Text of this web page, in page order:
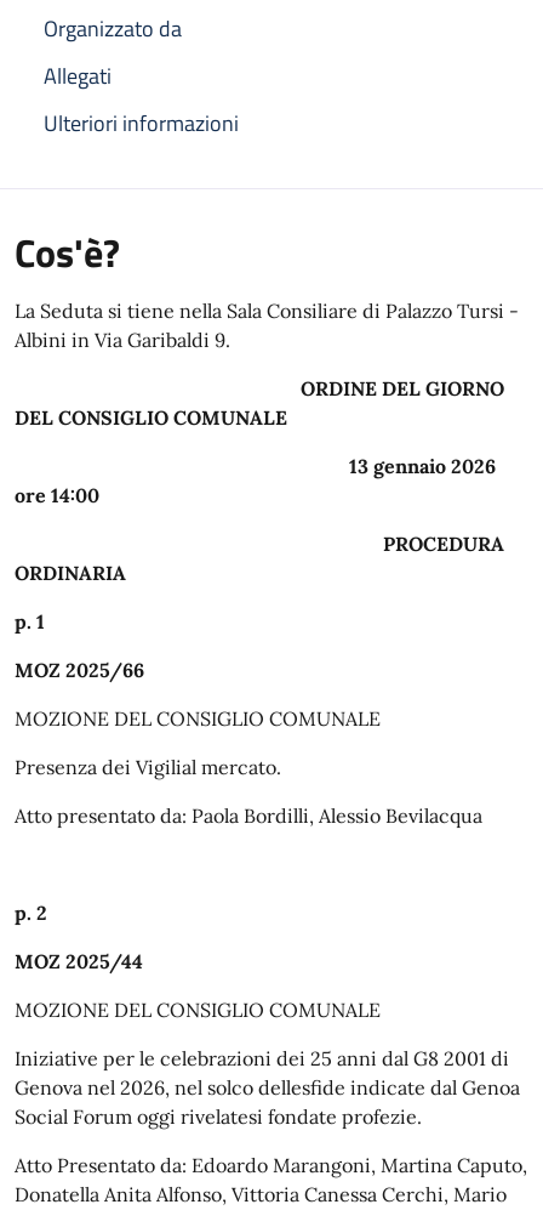
Organizzato da
Allegati
Ulteriori informazioni
Cos'è?
La Seduta si tiene nella Sala Consiliare di Palazzo Tursi -
Albini in Via Garibaldi 9.
ORDINE DEL GIORNO
DEL CONSIGLIO COMUNALE
13 gennaio 2026
ore 14:00
PROCEDURA
ORDINARIA
p. 1
MOZ 2025/66
MOZIONE DEL CONSIGLIO COMUNALE
Presenza dei Vigilial mercato.
Atto presentato da: Paola Bordilli, Alessio Bevilacqua
p. 2
MOZ 2025/44
MOZIONE DEL CONSIGLIO COMUNALE
Iniziative per le celebrazioni dei 25 anni dal G8 2001 di
Genova nel 2026, nel solco dellesfide indicate dal Genoa
Social Forum oggi rivelatesi fondate profezie.
Atto Presentato da: Edoardo Marangoni, Martina Caputo,
Donatella Anita Alfonso, Vittoria Canessa Cerchi, Mario